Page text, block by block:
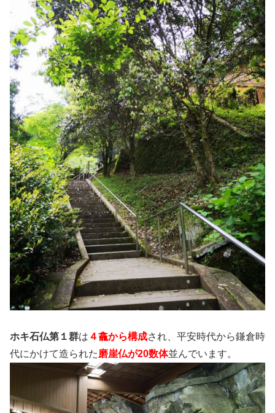
ホキ石仏第１群は ４龕から構成され、平安時代から鎌倉時
代にかけて造られた磨崖仏が20数体並んでいます。